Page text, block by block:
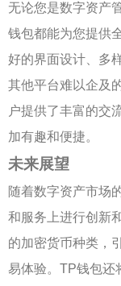
无论您是数字资产
钱包都能为您提供
好的界面设计、多
其他平台难以企及
户提供了丰富的交
加有趣和便捷。
未来展望
随着数字资产市场
和服务上进行创新
的加密货币种类，
易体验。TP钱包还